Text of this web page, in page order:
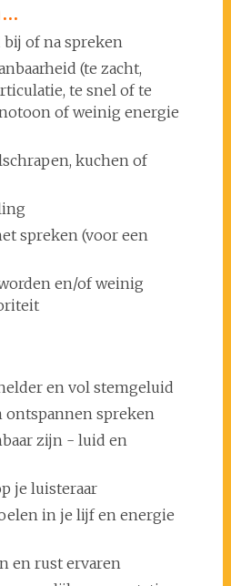
of na spreken
(te zacht,
te snel of te
of weinig energie
kuchen of
spreken (voor een
en/of weinig
en vol stemgeluid
ontspannen spreken
zijn - luid en
je luisteraar
in je lijf en energie
en rust ervaren